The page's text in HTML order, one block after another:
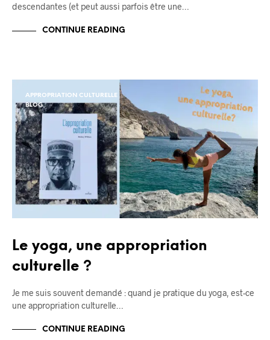
descendantes (et peut aussi parfois être une…
CONTINUE READING
APPROPRIATION CULTURELLE
BLOG
Le yoga, une appropriation
culturelle ?
Je me suis souvent demandé : quand je pratique du yoga, est-ce
une appropriation culturelle…
CONTINUE READING